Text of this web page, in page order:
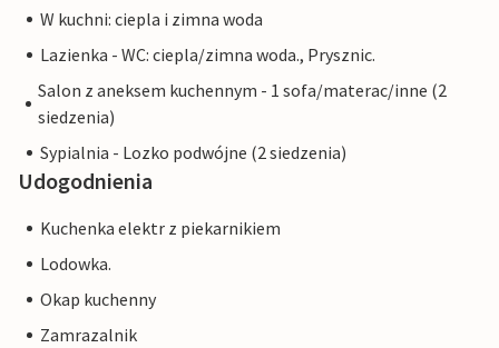
W kuchni: ciepla i zimna woda
Lazienka - WC: ciepla/zimna woda., Prysznic.
Salon z aneksem kuchennym - 1 sofa/materac/inne (2
siedzenia)
Sypialnia - Lozko podwójne (2 siedzenia)
Udogodnienia
Kuchenka elektr z piekarnikiem
Lodowka.
Okap kuchenny
Zamrazalnik